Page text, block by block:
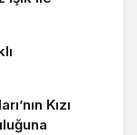
Kızı